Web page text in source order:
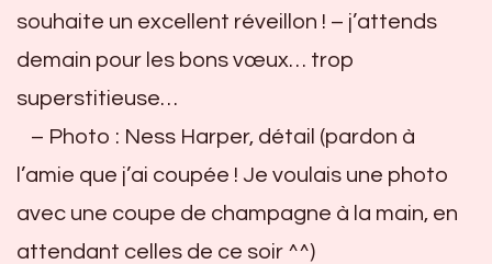
souhaite un excellent réveillon ! – j’attends
demain pour les bons vœux… trop
superstitieuse…
– Photo : Ness Harper, détail (pardon à
l’amie que j’ai coupée ! Je voulais une photo
avec une coupe de champagne à la main, en
attendant celles de ce soir ^^)